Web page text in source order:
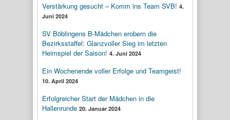
Verstärkung gesucht – Komm ins Team SVB! 4.
Juni 2024
SV Böblingens B-Mädchen erobern die
Bezirksstaffel: Glanzvoller Sieg im letzten
Heimspiel der Saison! 4. Juni 2024
Ein Wochenende voller Erfolge und Teamgeist!
10. April 2024
Erfolgreicher Start der Mädchen in die
Hallenrunde 20. Januar 2024